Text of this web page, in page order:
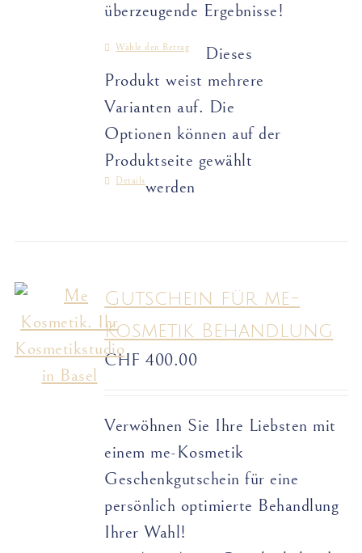
überzeugende Ergebnisse!
Wähle den Betrag
Dieses
Produkt weist mehrere
Varianten auf. Die
Optionen können auf der
Produktseite gewählt
werden
Details
Gutschein für me-
Kosmetik Behandlung
CHF 400.00
Verwöhnen Sie Ihre Liebsten mit
einem me-Kosmetik
Geschenkgutschein für eine
persönlich optimierte Behandlung
Ihrer Wahl!